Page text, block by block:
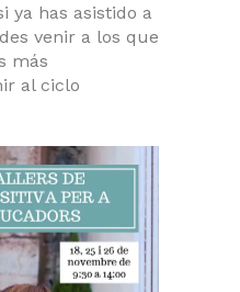
ya has asistido a
venir a los que
más
al ciclo